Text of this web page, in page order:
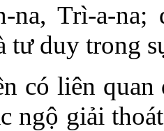
na, Trì-a-
tư duy trong
có liên quan
ngộ giải